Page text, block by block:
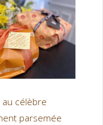
célèbre
parsemée